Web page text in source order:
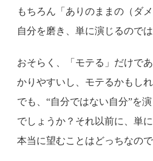
もちろん「ありのままの（ダ
自分を磨き、単に演じるので
おそらく、「モテる」だけで
かりやすいし、モテるかもしれ
でも、“自分ではない自分”を
でしょうか？それ以前に、単
本当に望むことはどっちなの